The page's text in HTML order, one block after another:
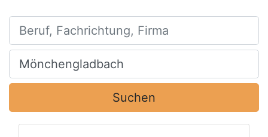
Beruf, Fachrichtung, Firma
Ort, Stadt
Suchen